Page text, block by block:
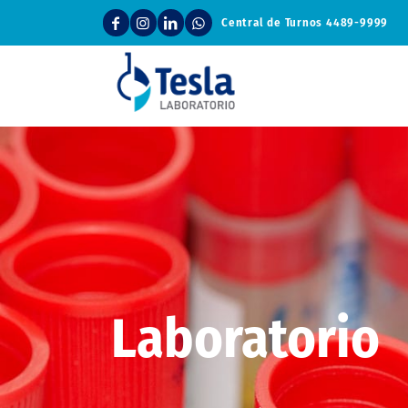
Central de Turnos4489-9999
Laboratorio